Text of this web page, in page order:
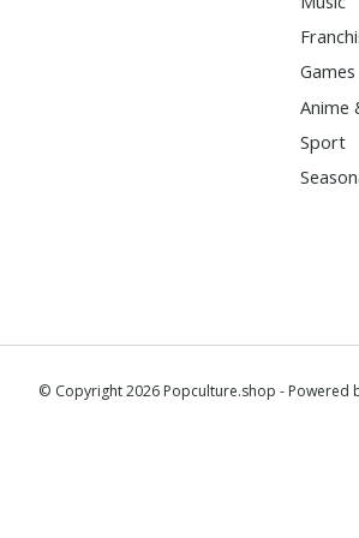
Games
Anime
Sport
© Copyright 2026 Popculture.shop - Powered